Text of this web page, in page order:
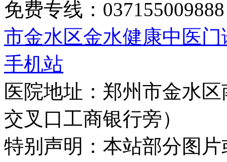
免费专线：
市金水区金水健康中医
手机站
医院地址：郑州市金水
交叉口工商银行旁）
特别声明：本站部分图